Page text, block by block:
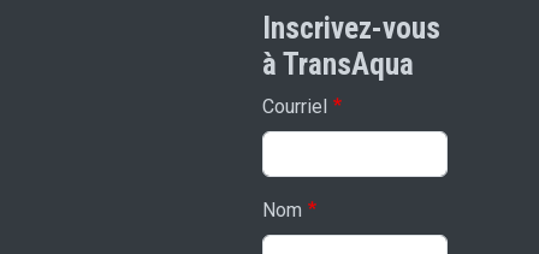
Inscrivez-vous
à TransAqua
Courriel
Nom